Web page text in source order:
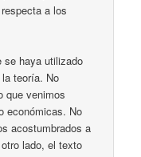
a los
se haya utilizado
teoría. No
que venimos
económicas. No
acostumbrados a
lado, el texto